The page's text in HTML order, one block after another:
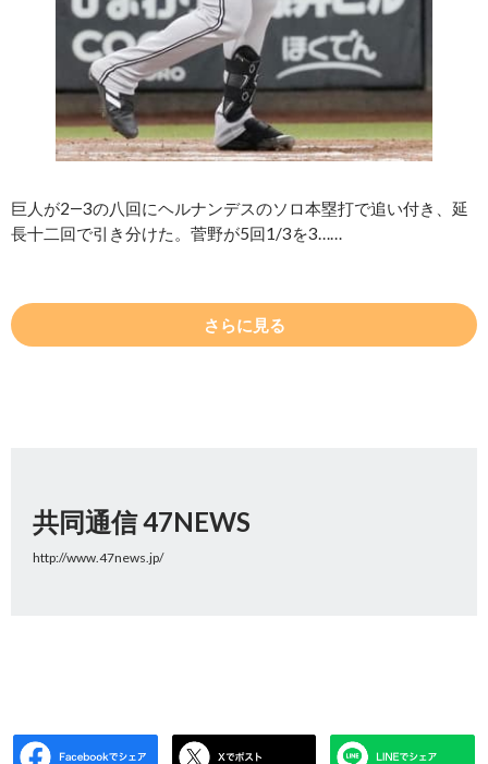
巨人が2―3の八回にヘルナンデスのソロ本塁打で追い付き、延
長十二回で引き分けた。菅野が5回1/3を3……
さらに見る
共同通信 47NEWS
http://www.47news.jp/